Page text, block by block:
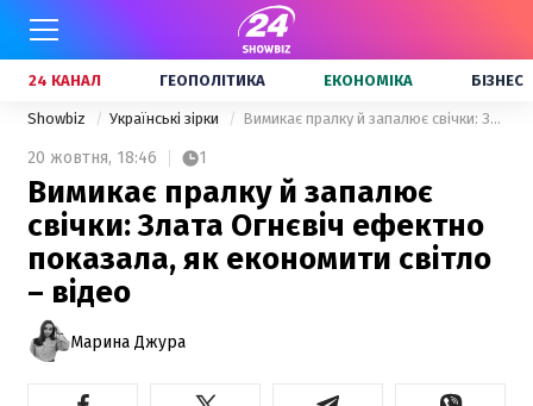
24 КАНАЛ ГЕОПОЛІТИКА ЕКОНОМІКА БІЗНЕС
Showbiz Українські зірки Вимикає пралку й запалює свічки: Злата Огнєвіч ефектно показала, як економити світло – відео
20 жовтня, 18:46 1
Вимикає пралку й запалює
свічки: Злата Огнєвіч ефектно
показала, як економити світло
– відео
Марина Джура